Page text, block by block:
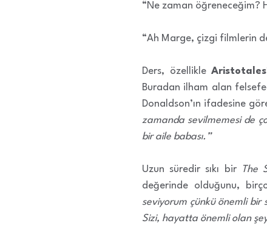
“Ne zaman öğreneceğim?
“Ah Marge, çizgi filmlerin
Ders, özellikle Aristotales
Buradan ilham alan
Donaldson’ın ifadesine
zamanda sevilmemesi de
bir aile babası.”
Uzun süredir sıkı bir The
değerinde olduğunu,
seviyorum çünkü önemli bir
Sizi, hayatta önemli olan